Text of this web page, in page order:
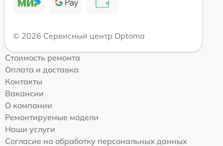
© 2026 Сервисный центр Optoma
Стоимость ремонта
Оплата и доставка
Контакты
Вакансии
О компании
Ремонтируемые модели
Наши услуги
Согласие на обработку персональных данных